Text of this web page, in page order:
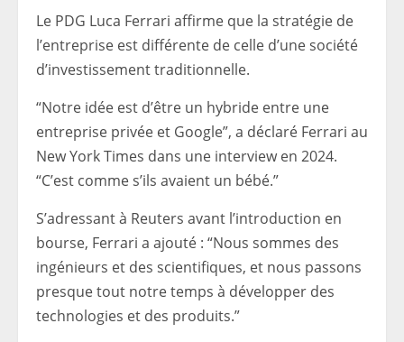
Le PDG Luca Ferrari affirme que la stratégie de
l’entreprise est différente de celle d’une société
d’investissement traditionnelle.
“Notre idée est d’être un hybride entre une
entreprise privée et Google”, a déclaré Ferrari au
New York Times dans une interview en 2024.
“C’est comme s’ils avaient un bébé.”
S’adressant à Reuters avant l’introduction en
bourse, Ferrari a ajouté : “Nous sommes des
ingénieurs et des scientifiques, et nous passons
presque tout notre temps à développer des
technologies et des produits.”